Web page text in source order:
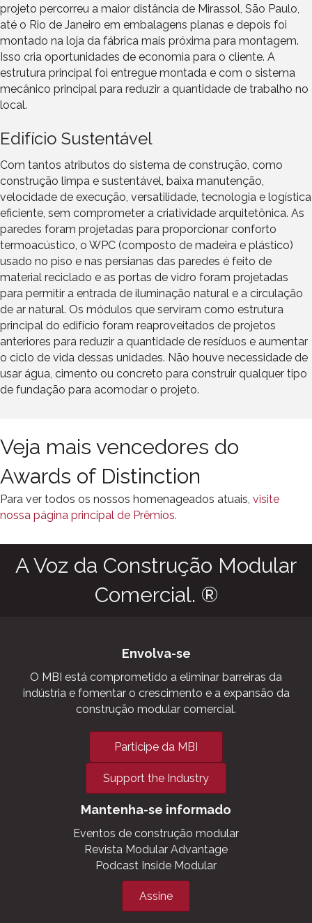
projeto percorreu a maior distância de Mirassol, São Paulo,
até o Rio de Janeiro em embalagens planas e depois foi
montado na loja da fábrica mais próxima para montagem.
Isso cria oportunidades de economia para o cliente. A
estrutura principal foi entregue montada e com o sistema
mecânico principal para reduzir a quantidade de trabalho no
local.
Edifício Sustentável
Com tantos atributos do sistema de construção, como
construção limpa e sustentável, baixa manutenção,
velocidade de execução, versatilidade, tecnologia e logística
eficiente, sem comprometer a criatividade arquitetônica. As
paredes foram projetadas para proporcionar conforto
termoacústico, o WPC (composto de madeira e plástico)
usado no piso e nas persianas das paredes é feito de
material reciclado e as portas de vidro foram projetadas
para permitir a entrada de iluminação natural e a circulação
de ar natural. Os módulos que serviram como estrutura
principal do edifício foram reaproveitados de projetos
anteriores para reduzir a quantidade de resíduos e aumentar
o ciclo de vida dessas unidades. Não houve necessidade de
usar água, cimento ou concreto para construir qualquer tipo
de fundação para acomodar o projeto.
Veja mais vencedores do
Awards of Distinction
Para ver todos os nossos homenageados atuais, visite
nossa página principal de Prêmios.
A Voz da Construção Modular
Comercial. ®
Envolva-se
O MBI está comprometido a eliminar barreiras da
indústria e fomentar o crescimento e a expansão da
construção modular comercial.
Participe da MBI
Support the Industry
Mantenha-se informado
Eventos de construção modular
Revista Modular Advantage
Podcast Inside Modular
Assine